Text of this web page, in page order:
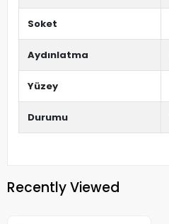
Soket
Aydınlatma
Yüzey
Durumu
Recently Viewed